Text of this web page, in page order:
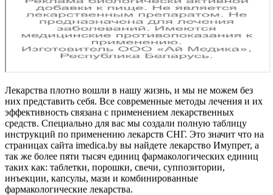
Лекарства плотно вошли в нашу жизнь, и мы не можем без
них представить себя. Все современные методы лечения и их
эффективность связана с применением лекарственных
средств. Специально для вас мы создали полную таблицу
инструкций по применению лекарств СНГ. Это значит что на
страницах сайта imedica.by вы найдете лекарство Имупрет, а
так же более пяти тысяч единиц фармакологических единиц
таких как: таблетки, порошки, свечи, суппозитории,
инъекции, капсулы, мази и комбинированные
фармакологические лекарства.